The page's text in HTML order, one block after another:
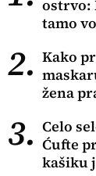
ostrvo:
tamo
2. Kako
žena
3. Celo
Ćufte
kašiku